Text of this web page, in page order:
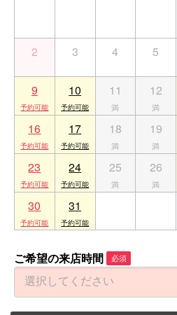
2 3 4 5
9 10 11 12
16 17 18 19
23 24 25 26
30 31
ご希望の来店時間 必須